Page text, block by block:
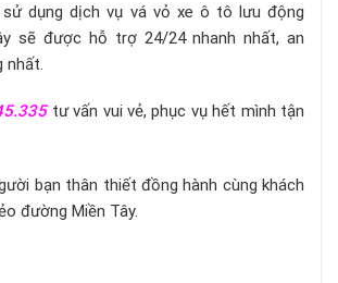
sử dụng dịch vụ vá vỏ xe ô tô lưu động
sẽ được hỗ trợ 24/24 nhanh nhất, an
nhất.
tư vấn vui vẻ, phục vụ hết mình tận
bạn thân thiết đồng hành cùng khách
đường Miền Tây.